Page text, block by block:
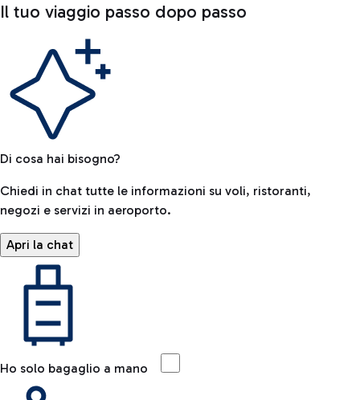
Il tuo viaggio passo dopo passo
Di cosa hai bisogno?
Chiedi in chat tutte le informazioni su voli, ristoranti,
negozi e servizi in aeroporto.
Apri la chat
Ho solo bagaglio a mano